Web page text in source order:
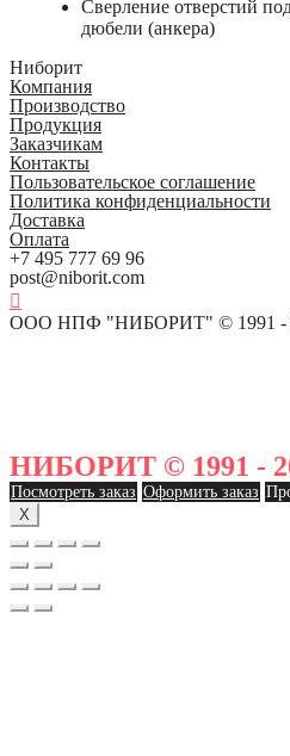
Сверление отверстий
дюбели (анкера)
Ниборит
Компания
Производство
Продукция
Заказчикам
Контакты
Пользовательское соглашение
Политика конфиденциальности
Доставка
Оплата
+7 495 777 69 96
post@niborit.com
ООО НПФ "НИБОРИТ" © 1991 -
НИБОРИТ © 1991 -
Посмотреть заказ Оформить заказ
X